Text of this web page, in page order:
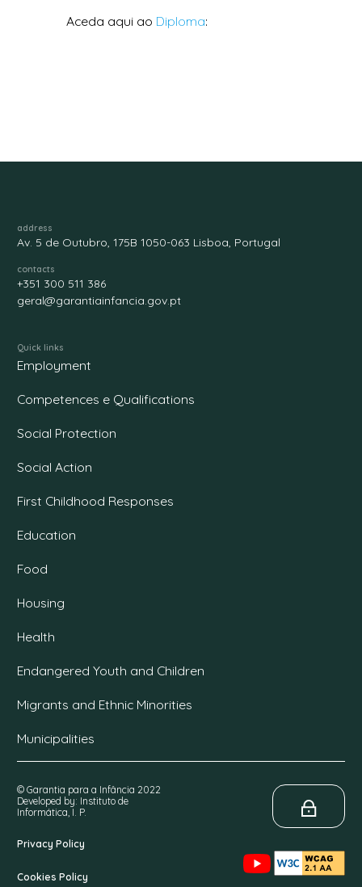
Aceda aqui ao Diploma:
address
Av. 5 de Outubro, 175B 1050-063 Lisboa, Portugal
contacts
+351 300 511 386
geral@garantiainfancia.gov.pt
Quick links
Employment
Competences e Qualifications
Social Protection
Social Action
First Childhood Responses
Education
Food
Housing
Health
Endangered Youth and Children
Migrants and Ethnic Minorities
Municipalities
© Garantia para a Infância 2022
Developed by: Instituto de
Informática, I. P.
Privacy Policy
Cookies Policy